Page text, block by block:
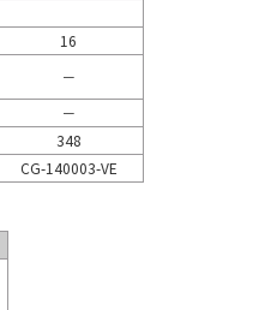
16
－
－
348
CG-140003-VE